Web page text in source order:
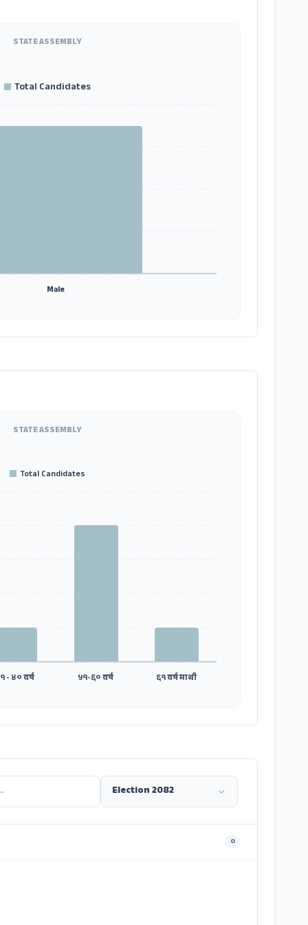
STATE ASSEMBLY
Total Candidates
Male
STATE ASSEMBLY
Total Candidates
- ४० वर्ष ५१-६० वर्ष ६१ वर्ष माथी
0